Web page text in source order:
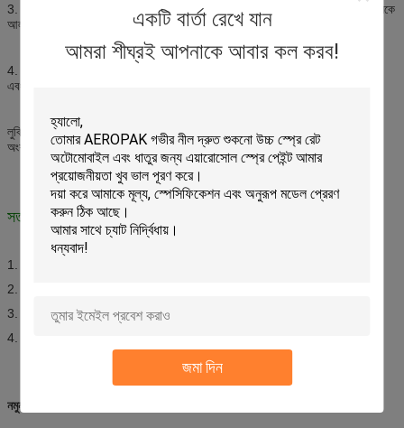
একটি বার্তা রেখে যান
আমরা শীঘ্রই আপনাকে আবার কল করব!
জমা দিন
3. মরিচা পড়া অংশ, তালা, জব্দ করা বাদাম এবং বোল্ট, ভালভ, জয়েন্ট এবং জং ধরা ধাতব বেল্টগুলিকে
আলগা করে এবং পুঙ্খানুপুঙ্খভাবে প্রবেশ করে।
4. কব্জা, দরজা, জানালা, স্প্রিংস, পুলি, চেইন, ক্লাচ এবং অন্যান্য চলমান অংশগুলি ভেদ করে
এবং লুব্রিকেট করে, এইভাবে শোরগোল বন্ধ করে।
লুব্রিকেট এবং আন-জ্যাম স্টিকি ইঞ্জিন অংশ, জয়েন্ট, সংযোগ এবং তারের.ইঞ্জিনের অভ্যন্তরীণ
অংশগুলি পরিষ্কার করে এবং প্রবেশ করে এবং মরিচা দূর করে।
সতর্কতা
1. তাপ, শিখা, স্পার্ক এবং ইগনিশনের অন্যান্য উত্স থেকে দূরে রাখুন।
2. একটি শীতল, শুষ্ক জায়গায় সংরক্ষণ করুন (45°C);সরাসরি সূর্যালোক এড়িয়ে চলুন।
3. ক্যানটিকে সংঘর্ষ, খোঁচা বা জ্বালিয়ে দেবেন না।
4. শিশুদের নাগালের বাইরে রাখুন।
নমুনা